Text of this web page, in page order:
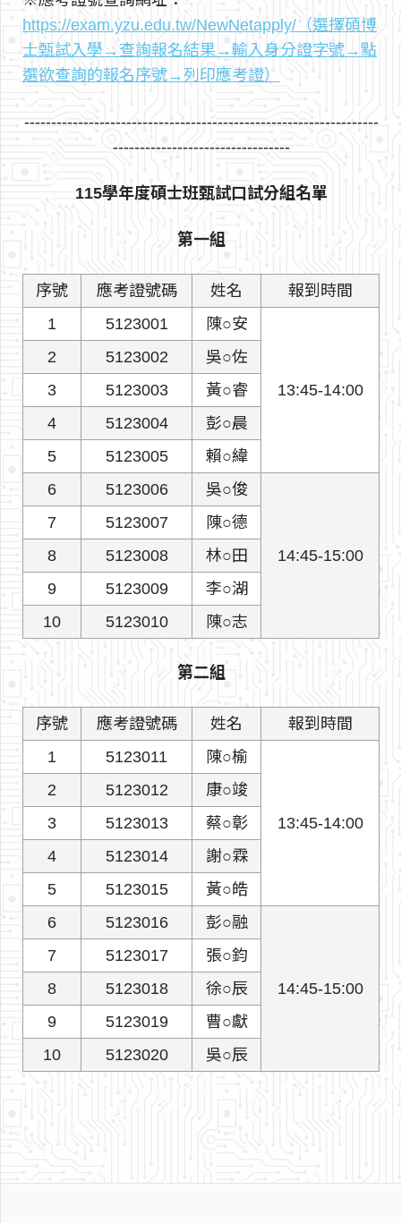
https://exam.yzu.edu.tw/NewNetapply/（選擇碩博
士甄試入學→查詢報名結果→輸入身分證字號→點
選欲查詢的報名序號→列印應考證）
------------------------------------------------------------------
---------------------------------
115學年度碩士班甄試口試分組名單
第一組
序號 應考證號碼 姓名
報到時間
1
5123001 陳○安
13:45-14:00
2 5123002
吳○佐
3
5123003
黃○睿
4
5123004
彭○晨
5
5123005
賴○緯
6
5123006 吳○俊
14:45-15:00
7 5123007
陳○德
8
5123008
林○田
9
5123009
李○湖
10
5123010 陳○志
第二組
序號 應考證號碼 姓名
報到時間
1
5123011 陳○榆
13:45-14:00
2 5123012
康○竣
3
5123013
蔡○彰
4
5123014
謝○霖
5
5123015
黃○皓
6
5123016 彭○融
14:45-15:00
7 5123017
張○鈞
8
5123018
徐○辰
9
5123019
曹○獻
10
5123020 吳○辰